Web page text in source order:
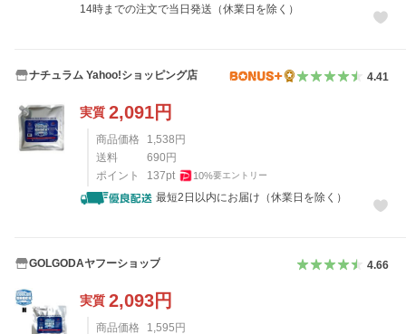
14時までの注文で当日発送（休業日を除く）
ナチュラム Yahoo!ショッピング店 4.41
実質 2,091円
商品価格 1,538円
送料
690円
ポイント
137pt 10%要エントリー
最短2日以内にお届け（休業日を除く）
GOLGODAヤフーショップ 4.66
実質 2,093円
商品価格 1,595円